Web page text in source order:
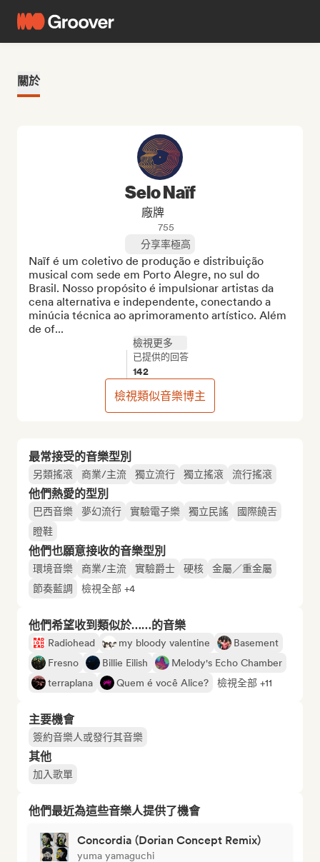
關於
最常接受的音樂型別
另類搖滾 商業/主流 獨立流行 獨立搖滾 流行搖滾
他們熱愛的型別
巴西音樂 夢幻流行 實驗電子樂 獨立民謠
國際饒舌
瞪鞋
他們也願意接收的音樂型別
環境音樂 商業/主流 實驗爵士 硬核
金屬／重金屬
節奏藍調
檢視全部 +4
他們希望收到類似於……的音樂
Radiohead my bloody valentine
Basement
Fresno
Billie Eilish
Melody's Echo Chamber
terraplana
Quem é você Alice? 檢視全部 +11
主要機會
簽約音樂人或發行其音樂
其他
加入歌單
他們最近為這些音樂人提供了機會
Concordia (Dorian Concept Remix)
yuma yamaguchi
Selo Naïf
廠牌
755
分享率極高
Naïf é um coletivo de produção e distribuição
musical com sede em Porto Alegre, no sul do
Brasil. Nosso propósito é impulsionar artistas da
cena alternativa e independente, conectando a
minúcia técnica ao aprimoramento artístico. Além
de of...
檢視更多
已提供的回答
142
檢視類似音樂博主